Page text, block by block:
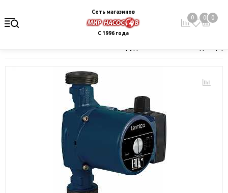
Сеть магазинов
С 1996 года
0 0 0